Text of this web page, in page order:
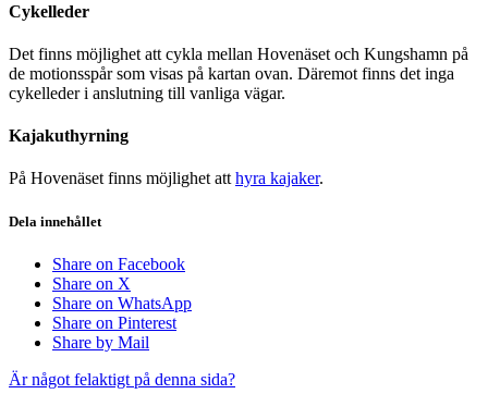
Cykelleder
Det finns möjlighet att cykla mellan Hovenäset och Kungshamn på
de motionsspår som visas på kartan ovan. Däremot finns det inga
cykelleder i anslutning till vanliga vägar.
Kajakuthyrning
På Hovenäset finns möjlighet att hyra kajaker.
Dela innehållet
Share on Facebook
Share on X
Share on WhatsApp
Share on Pinterest
Share by Mail
Är något felaktigt på denna sida?